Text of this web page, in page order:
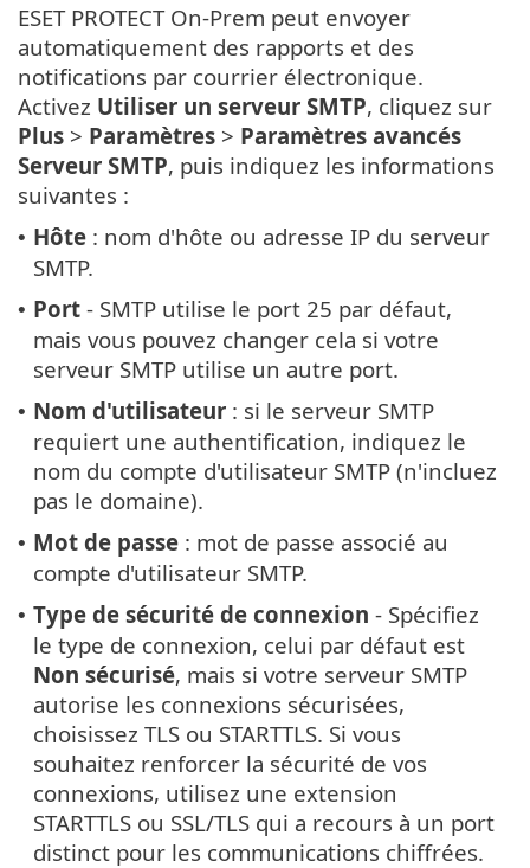
ESET PROTECT On-Prem peut envoyer
automatiquement des rapports et des
notifications par courrier électronique.
Activez Utiliser un serveur SMTP, cliquez sur
Plus > Paramètres > Paramètres avancés
Serveur SMTP, puis indiquez les informations
suivantes :
• Hôte : nom d'hôte ou adresse IP du serveur
SMTP.
• Port - SMTP utilise le port 25 par défaut,
mais vous pouvez changer cela si votre
serveur SMTP utilise un autre port.
• Nom d'utilisateur : si le serveur SMTP
requiert une authentification, indiquez le
nom du compte d'utilisateur SMTP (n'incluez
pas le domaine).
• Mot de passe : mot de passe associé au
compte d'utilisateur SMTP.
• Type de sécurité de connexion - Spécifiez
le type de connexion, celui par défaut est
Non sécurisé, mais si votre serveur SMTP
autorise les connexions sécurisées,
choisissez TLS ou STARTTLS. Si vous
souhaitez renforcer la sécurité de vos
connexions, utilisez une extension
STARTTLS ou SSL/TLS qui a recours à un port
distinct pour les communications chiffrées.